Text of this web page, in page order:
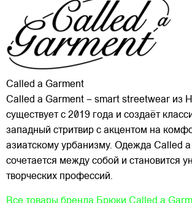
Called a Garment
Called a Garment – smart streetwear из
существует с 2019 года и создаёт
западный стритвир с акцентом на
азиатскому урбанизму. Одежда Called
сочетается между собой и становится
творческих профессий.